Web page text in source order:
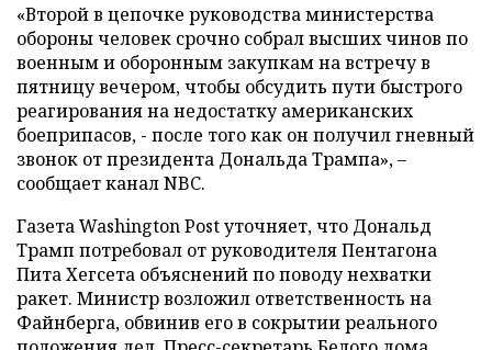
«Второй в цепочке руководства министерства
обороны человек срочно собрал высших чинов по
военным и оборонным закупкам на встречу в
пятницу вечером, чтобы обсудить пути быстрого
реагирования на недостатку американских
боеприпасов, - после того как он получил гневный
звонок от президента Дональда Трампа», –
сообщает канал NBC.
Газета Washington Post уточняет, что Дональд
Трамп потребовал от руководителя Пентагона
Пита Хегсета объяснений по поводу нехватки
ракет. Министр возложил ответственность на
Файнберга, обвинив его в сокрытии реального